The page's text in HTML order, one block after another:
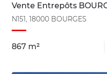
Vente Entrepôts
N151, 18000 BOURGES
867 m²